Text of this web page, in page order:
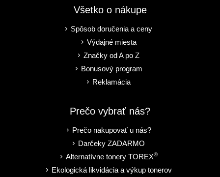
Všetko o nákupe
Spôsob doručenia a ceny
Výdajné miesta
Značky od A po Z
Bonusový program
Reklamácia
Prečo vybrať nás?
Prečo nakupovať u nás?
Darčeky ZADARMO
Alternatívne tonery TOREX®
Ekologická likvidácia a výkup tonerov